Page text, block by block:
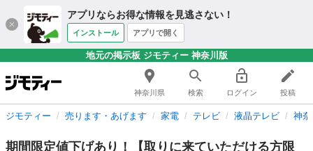
アプリならお得な情報を見逃さない！
インストール アプリで開く
地元の掲示板 ジモティー 神奈川版
神奈川県 検索 ログイン 投稿
ジモティー 売ります・あげます 家電 テレビ 液晶テレビ 神
期間限定値下げあり！【取りに来ていただける方限